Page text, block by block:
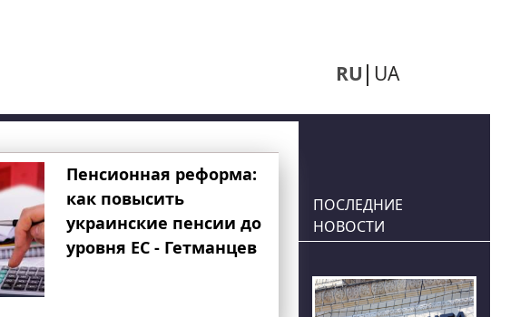
RU UA
Пенсионная реформа:
как повысить
украинские пенсии до
уровня ЕС - Гетманцев
ПОСЛЕДНИЕ
НОВОСТИ